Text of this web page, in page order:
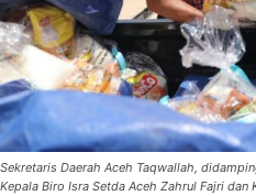
Sekretaris Daerah Aceh Taqwallah,
Kepala Biro Isra Setda Aceh Zahrul Fajri